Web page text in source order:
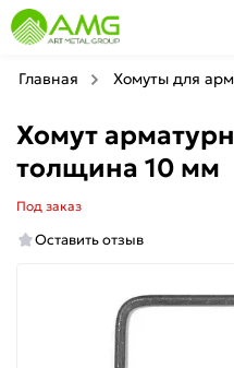
Главная Хомуты для
Хомут
толщина 10 мм
Под заказ
Оставить отзыв